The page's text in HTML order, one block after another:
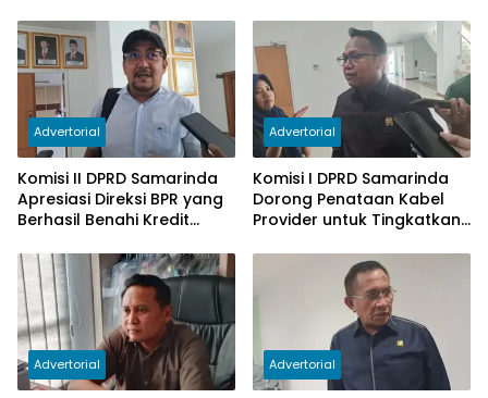
Subsidi Berkurang
Advertorial
Komisi II DPRD Samarinda
Apresiasi Direksi BPR yang
Berhasil Benahi Kredit
Advertorial
Komisi I DPRD Samarinda
Dorong Penataan Kabel
Provider untuk Tingkatkan
Advertorial Advertorial